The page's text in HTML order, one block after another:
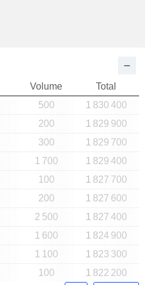
Volume
Total
500
1 830 400
200
1 829 900
300
1 829 700
1 700
1 829 400
100
1 827 700
200
1 827 600
2 500
1 827 400
1 600
1 824 900
1 100
1 823 300
100
1 822 200